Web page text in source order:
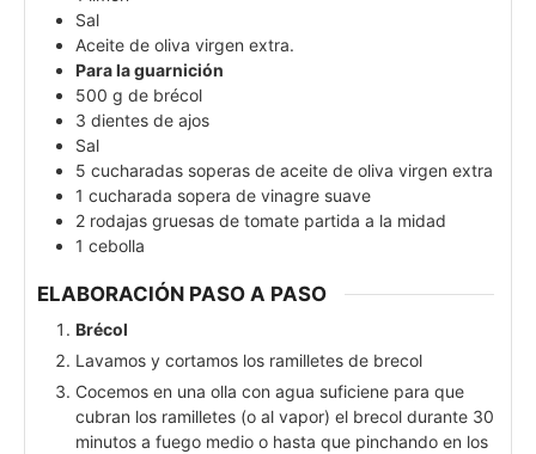
Sal
Aceite de oliva virgen extra.
Para la guarnición
500 g de brécol
3 dientes de ajos
Sal
5 cucharadas soperas de aceite de oliva virgen extra
1 cucharada sopera de vinagre suave
2 rodajas gruesas de tomate partida a la midad
1 cebolla
ELABORACIÓN PASO A PASO
Brécol
Lavamos y cortamos los ramilletes de brecol
Cocemos en una olla con agua suficiene para que
cubran los ramilletes (o al vapor) el brecol durante 30
minutos a fuego medio o hasta que pinchando en los